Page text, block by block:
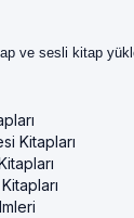
ve sesli kitap
Kitapları